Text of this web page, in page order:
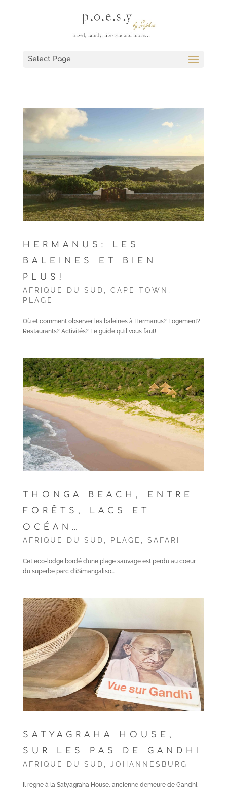
Select Page
HERMANUS: LES
BALEINES ET BIEN
PLUS!
AFRIQUE DU SUD CAPE TOWN
PLAGE
Où et comment observer les baleines à Hermanus? Logement?
Restaurants? Activités? Le guide qu’il vous faut!
THONGA BEACH, ENTRE
FORÊTS, LACS ET
OCÉAN…
AFRIQUE DU SUD PLAGE SAFARI
Cet eco-lodge bordé d’une plage sauvage est perdu au coeur
du superbe parc d’iSimangaliso…
SATYAGRAHA HOUSE,
SUR LES PAS DE GANDHI
AFRIQUE DU SUD JOHANNESBURG
Il règne à la Satyagraha House, ancienne demeure de Gandhi,